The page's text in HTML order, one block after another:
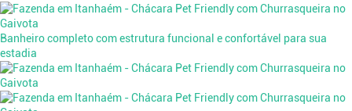
Banheiro completo com estrutura funcional e confortável para sua
estadia